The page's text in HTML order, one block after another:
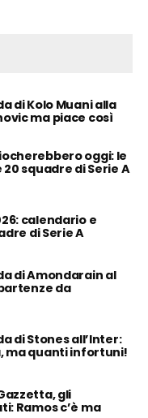
di Kolo Muani alla
ma piace così
oggi: le
squadre di Serie A
calendario e
di Serie A
di Amondarain al
da
di Stones all’Inter:
ma quanti infortuni!
gli
Ramos c’è ma